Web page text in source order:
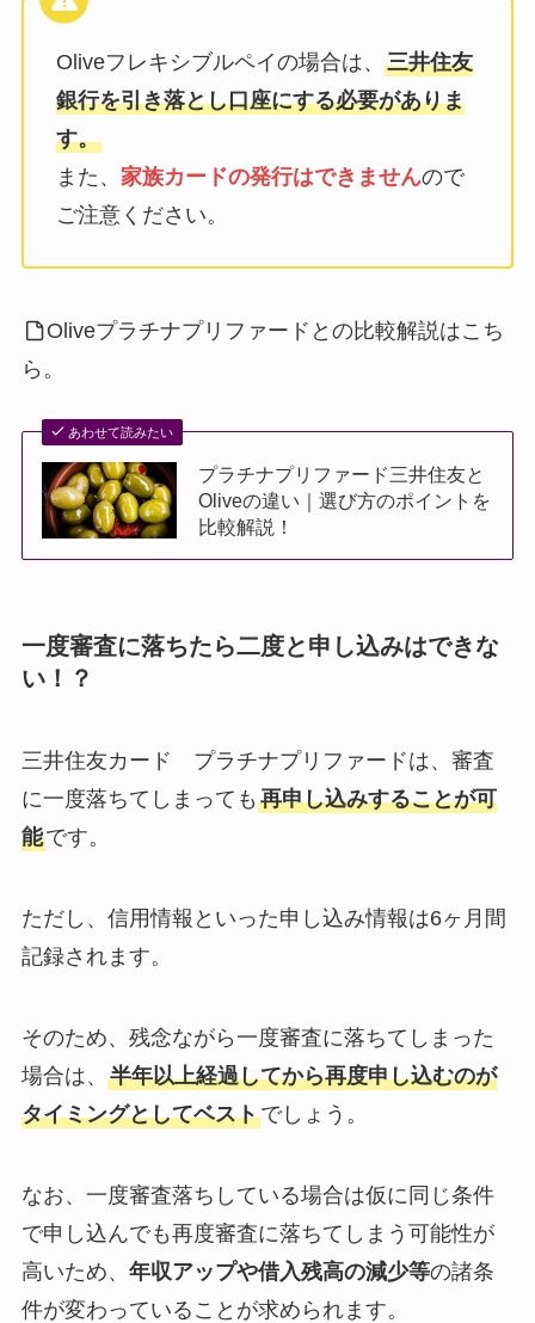
Oliveフレキシブルペイの場合は、 三井住友
銀行を引き落とし口座にする必要がありま
す。
また、 家族カードの発行はできませんので
ご注意ください。
Oliveプラチナプリファードとの比較解説はこち
ら。
あわせて読みたい
プラチナプリファード三井住友と
Oliveの違い｜選び方のポイントを
比較解説！
一度審査に落ちたら二度と申し込みはできな
い！？
三井住友カード プラチナプリファードは、審査
に一度落ちてしまっても 再申し込みすることが可
能です。
ただし、信用情報といった申し込み情報は6ヶ月間
記録されます。
そのため、残念ながら一度審査に落ちてしまった
場合は、 半年以上経過してから再度申し込むのが
タイミングとしてベストでしょう。
なお、一度審査落ちしている場合は仮に同じ条件
で申し込んでも再度審査に落ちてしまう可能性が
高いため、 年収アップや借入残高の減少等の諸条
件が変わっていることが求められます。